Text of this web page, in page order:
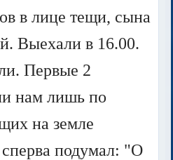
в лице тещи, сына
Выехали в 16.00.
Первые 2
нам лишь по
на земле
подумал: "О